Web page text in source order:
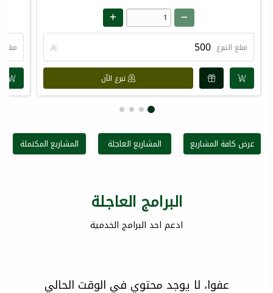
مبلغ التبرع 
تبرع الآن
مبلغ
عرض كافة المشاريع المشاريع العاجلة المشاريع المكتملة
البرامج العاجلة
ادعم احد البرامج الخدمية
عفوا، لا يوجد محتوي في الوقت الحالي